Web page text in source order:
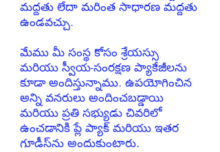
మద్దతు లేదా మరింత సాధారణ మద్దతు
ఉండవచ్చు.
మేము మీ సంస్థ కోసం శ్రేయస్సు
మరియు స్వీయ-సంరక్షణ ప్యాకేజీలను
కూడా అందిస్తున్నాము. ఉపయోగించిన
అన్ని వనరులు అందించబడ్డాయి
మరియు ప్రతి సభ్యుడు చివరిలో
ఉంచడానికి ప్లే ప్యాక్ మరియు ఇతర
గూడీస్‌ను అందుకుంటారు.